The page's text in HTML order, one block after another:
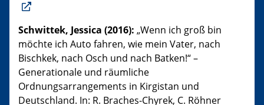
Schwittek, Jessica (2016): „Wenn ich groß bin
möchte ich Auto fahren, wie mein Vater, nach
Bischkek, nach Osch und nach Batken!“ –
Generationale und räumliche
Ordnungsarrangements in Kirgistan und
Deutschland. In: R. Braches-Chyrek, C. Röhner